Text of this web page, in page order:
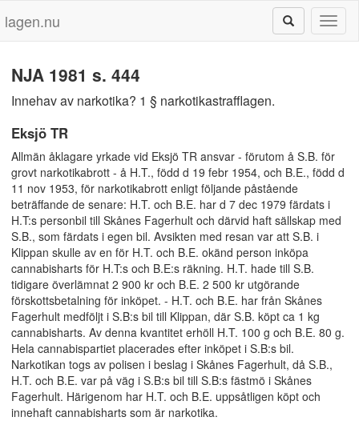
lagen.nu
NJA 1981 s. 444
Innehav av narkotika? 1 § narkotikastrafflagen.
Eksjö TR
Allmän åklagare yrkade vid Eksjö TR ansvar - förutom å S.B. för
grovt narkotikabrott - å H.T., född d 19 febr 1954, och B.E., född d
11 nov 1953, för narkotikabrott enligt följande påstående
beträffande de senare: H.T. och B.E. har d 7 dec 1979 färdats i
H.T:s personbil till Skånes Fagerhult och därvid haft sällskap med
S.B., som färdats i egen bil. Avsikten med resan var att S.B. i
Klippan skulle av en för H.T. och B.E. okänd person inköpa
cannabisharts för H.T:s och B.E:s räkning. H.T. hade till S.B.
tidigare överlämnat 2 900 kr och B.E. 2 500 kr utgörande
förskottsbetalning för inköpet. - H.T. och B.E. har från Skånes
Fagerhult medföljt i S.B:s bil till Klippan, där S.B. köpt ca 1 kg
cannabisharts. Av denna kvantitet erhöll H.T. 100 g och B.E. 80 g.
Hela cannabispartiet placerades efter inköpet i S.B:s bil.
Narkotikan togs av polisen i beslag i Skånes Fagerhult, då S.B.,
H.T. och B.E. var på väg i S.B:s bil till S.B:s fästmö i Skånes
Fagerhult. Härigenom har H.T. och B.E. uppsåtligen köpt och
innehaft cannabisharts som är narkotika.